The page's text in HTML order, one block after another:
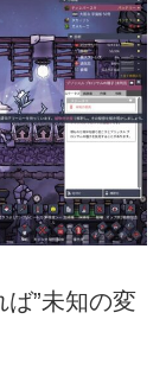
”未知の変